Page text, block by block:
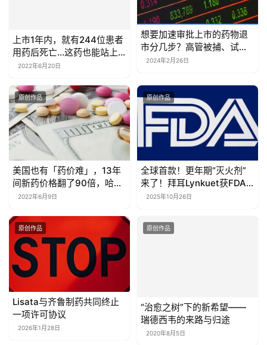
美国也有「药价难」，13年
间新药价格翻了90倍，哈佛
教授：我们要学习别国的药
2022年6月9日
全球首款！更年期“灭火剂”
来了！拜耳Lynkuet获FDA
批准，非激素疗法开启潮热
2025年10月26日
原创作品
Lisata与齐鲁制药共同终止
一项许可协议
2026年1月28日
原创作品
“治愈之树”下的新希望——
瑞德西韦的来路与归途
2020年8月5日